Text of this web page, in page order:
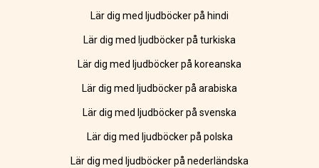
Lär dig med ljudböcker på hindi
Lär dig med ljudböcker på turkiska
Lär dig med ljudböcker på koreanska
Lär dig med ljudböcker på arabiska
Lär dig med ljudböcker på svenska
Lär dig med ljudböcker på polska
Lär dig med ljudböcker på nederländska